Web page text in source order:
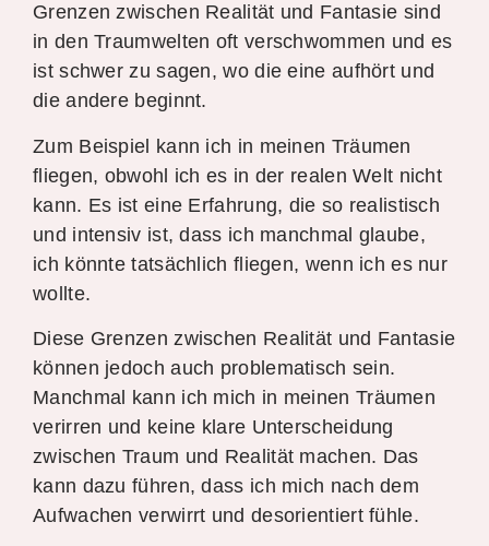
Grenzen zwischen Realität und Fantasie sind
in den Traumwelten oft verschwommen und es
ist schwer zu sagen, wo die eine aufhört und
die andere beginnt.
Zum Beispiel kann ich in meinen Träumen
fliegen, obwohl ich es in der realen Welt nicht
kann. Es ist eine Erfahrung, die so realistisch
und intensiv ist, dass ich manchmal glaube,
ich könnte tatsächlich fliegen, wenn ich es nur
wollte.
Diese Grenzen zwischen Realität und Fantasie
können jedoch auch problematisch sein.
Manchmal kann ich mich in meinen Träumen
verirren und keine klare Unterscheidung
zwischen Traum und Realität machen. Das
kann dazu führen, dass ich mich nach dem
Aufwachen verwirrt und desorientiert fühle.